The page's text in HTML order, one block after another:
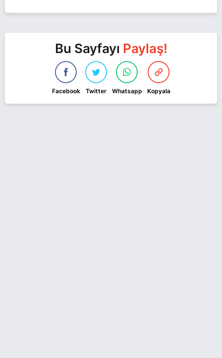
Bu Sayfayı Paylaş!
Facebook Twitter Whatsapp Kopyala